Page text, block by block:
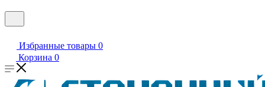
Избранные товары 0
Корзина 0